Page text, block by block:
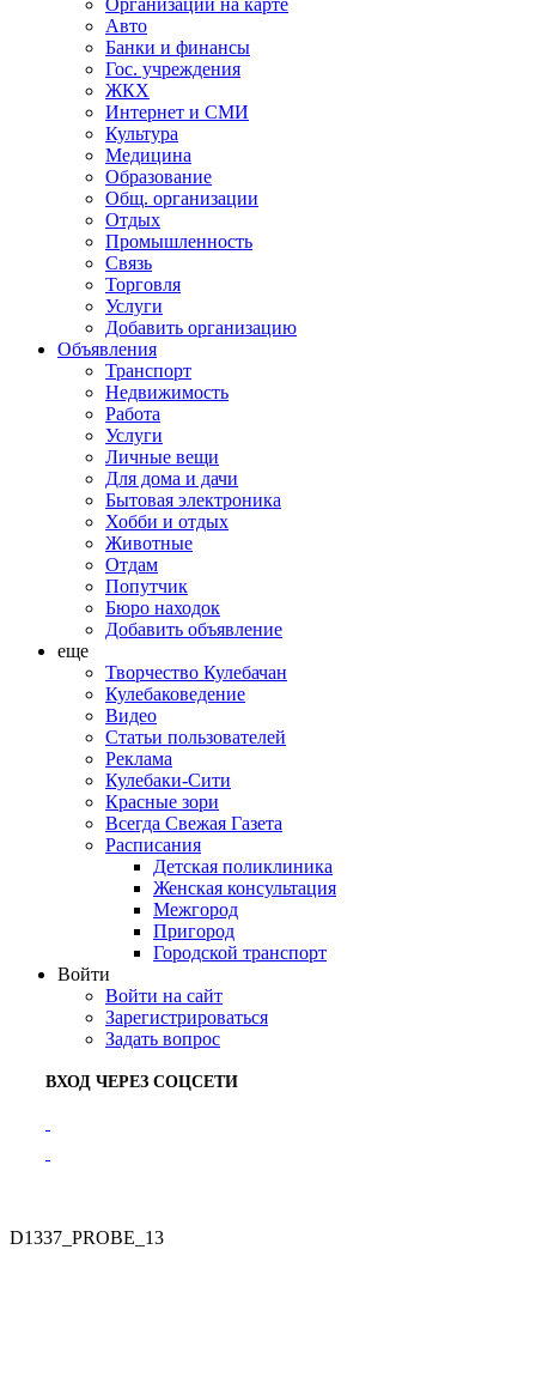
Организации на карте
Авто
Банки и финансы
Гос. учреждения
ЖКХ
Интернет и СМИ
Культура
Медицина
Образование
Общ. организации
Отдых
Промышленность
Связь
Торговля
Услуги
Добавить организацию
Объявления
Транспорт
Недвижимость
Работа
Услуги
Личные вещи
Для дома и дачи
Бытовая электроника
Хобби и отдых
Животные
Отдам
Попутчик
Бюро находок
Добавить объявление
еще
Творчество Кулебачан
Кулебаковедение
Видео
Статьи пользователей
Реклама
Кулебаки-Сити
Красные зори
Всегда Свежая Газета
Расписания
Детская поликлиника
Женская консультация
Межгород
Пригород
Городской транспорт
Войти
Войти на сайт
Зарегистрироваться
Задать вопрос
ВХОД ЧЕРЕЗ СОЦСЕТИ